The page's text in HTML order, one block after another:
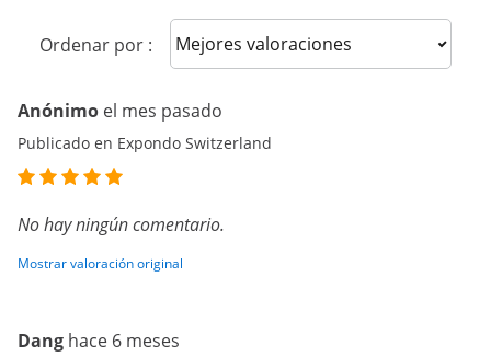
Ordenar por : Sort reviews
Anónimo el mes pasado
Publicado en Expondo Switzerland
No hay ningún comentario.
Mostrar valoración original
Dang hace 6 meses